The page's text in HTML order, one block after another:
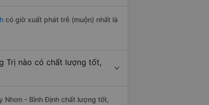
có giờ xuất phát trễ (muộn) nhất là
Trị nào có chất lượng tốt,
Nhơn - Bình Định chất lượng tốt,